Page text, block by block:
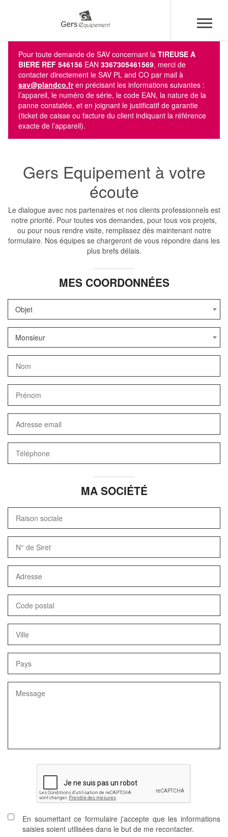
contenu
principal
Pour toute demande de SAV concernant la TIREUSE A
BIERE REF 546156 EAN 3367305461569, merci de
contacter directement le SAV PL and CO par mail à
sav@plandco.fren précisant les informations suivantes :
l’appareil, le numéro de série, le code EAN, la nature de la
panne constatée, et en joignant le justificatif de garantie
(ticket de caisse ou facture du client indiquant la référence
exacte de l’appareil).
Gers Equipement à votre
écoute
Le dialogue avec nos partenaires et nos clients professionnels est
notre priorité. Pour toutes vos demandes, pour tous vos projets,
ou pour nous rendre visite, remplissez dès maintenant notre
formulaire. Nos équipes se chargeront de vous répondre dans les
plus brefs délais.
MES COORDONNÉES
Objet
Monsieur
MA SOCIÉTÉ
En soumettant ce formulaire j'accepte que les informations
saisies soient utilisées dans le but de me recontacter.